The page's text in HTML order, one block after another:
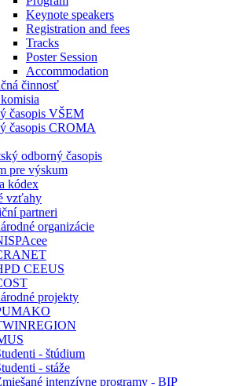
Keynote speakers
Registration and fees
Tracks
Poster Session
Accommodation
činnosť
časopis VŠEM
časopis CROMA
odborný časopis
pre výskum
kódex
vzťahy
partneri
organizácie
CEEUS
projekty
- štúdium
- stáže
intenzívne programy - BIP